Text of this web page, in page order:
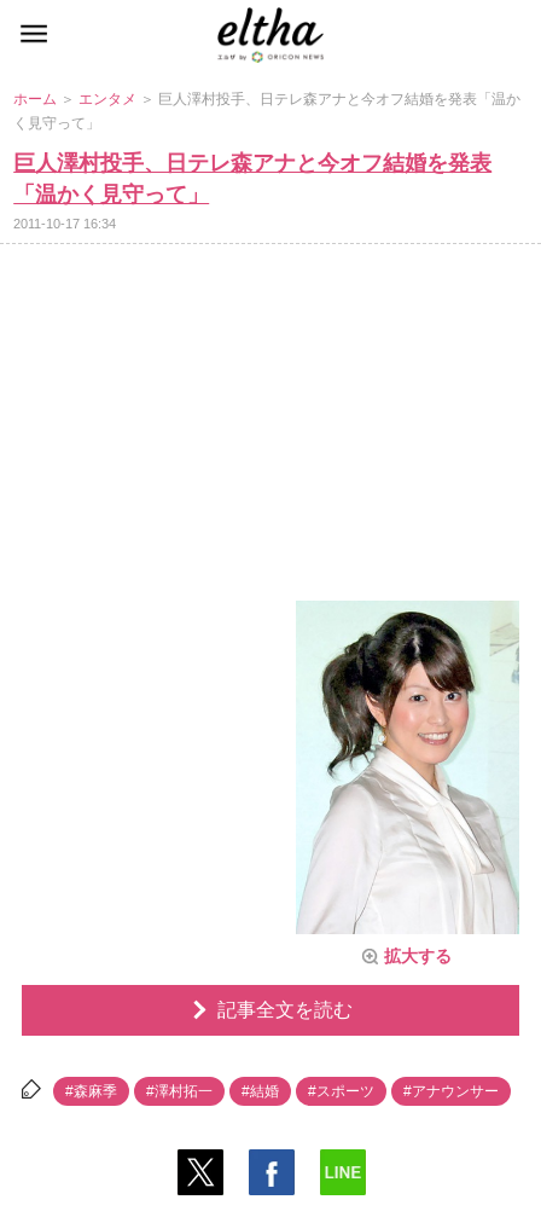
ホーム ＞ エンタメ ＞ 巨人澤村投手、日テレ森アナと今オフ結婚を発表「温か
く見守って」
巨人澤村投手、日テレ森アナと今オフ結婚を発表
「温かく見守って」
2011-10-17 16:34
拡大する
記事全文を読む
#森麻季 #澤村拓一 #結婚 #スポーツ #アナウンサー